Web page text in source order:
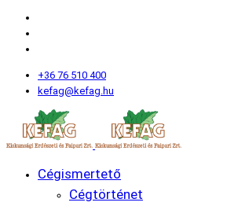
+36 76 510 400
kefag@kefag.hu
Cégismertető
Cégtörténet